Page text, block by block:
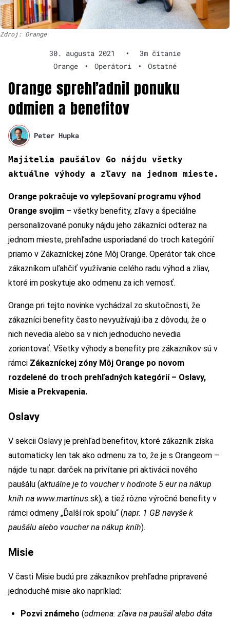
Zdroj: Orange
30. augusta 2021 •
3m čítanie
Orange
• Operátori • Ostatné
Orange sprehľadnil ponuku
odmien a benefitov
Peter Hupka
Majitelia paušálov Go nájdu všetky
aktuálne výhody a zľavy na jednom mieste.
Orange pokračuje vo vylepšovaní programu výhod
Orange svojim – všetky benefity, zľavy a špeciálne
personalizované ponuky nájdu jeho zákazníci odteraz na
jednom mieste, prehľadne usporiadané do troch kategórií
priamo v Zákazníckej zóne Môj Orange. Operátor tak chce
zákazníkom uľahčiť využívanie celého radu výhod a zliav,
ktoré im poskytuje ako odmenu za ich vernosť.
Orange pri tejto novinke vychádzal zo skutočnosti, že
zákazníci benefity často nevyužívajú iba z dôvodu, že o
nich nevedia alebo sa v nich jednoducho nevedia
zorientovať. Všetky výhody a benefity pre zákazníkov sú v
rámci Zákazníckej zóny Môj Orange po novom
rozdelené do troch prehľadných kategórií – Oslavy,
Misie a Prekvapenia.
Oslavy
V sekcii Oslavy je prehľad benefitov, ktoré zákazník získa
automaticky len tak ako odmenu za to, že je s Orangeom –
nájde tu napr. darček na privítanie pri aktivácii nového
paušálu (aktuálne je to voucher v hodnote 5 eur na nákup
kníh na www.martinus.sk), a tiež rôzne výročné benefity v
rámci odmeny „Ďalší rok spolu“ (napr. 1 GB navyše k
paušálu alebo voucher na nákup kníh).
Misie
V časti Misie budú pre zákazníkov prehľadne pripravené
jednoduché misie ako napríklad:
Pozvi známeho (odmena: zľava na paušál alebo dáta